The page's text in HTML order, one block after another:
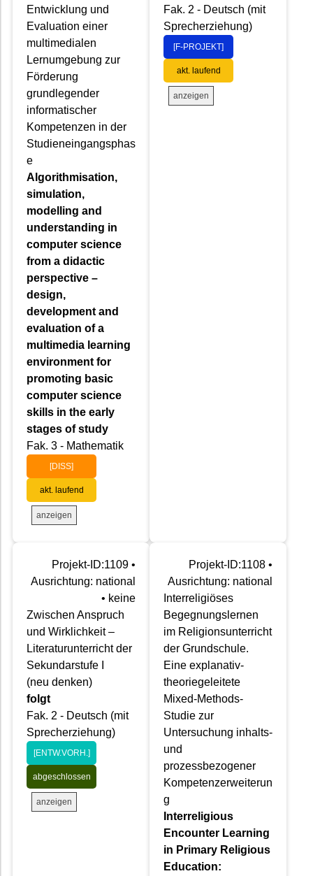
Entwicklung und
Evaluation einer
multimedialen
Lernumgebung zur
Förderung
grundlegender
informatischer
Kompetenzen in der
Studieneingangsphas
e
Algorithmisation,
simulation,
modelling and
understanding in
computer science
from a didactic
perspective –
design,
development and
evaluation of a
multimedia learning
environment for
promoting basic
computer science
skills in the early
stages of study
Fak. 3 - Mathematik
[DISS]
akt. laufend
anzeigen
Fak. 2 - Deutsch (mit
Sprecherziehung)
[F-PROJEKT]
akt. laufend
anzeigen
Projekt-ID:1109 •
Ausrichtung: national
• keine
Zwischen Anspruch
und Wirklichkeit –
Literaturunterricht der
Sekundarstufe I
(neu denken)
folgt
Fak. 2 - Deutsch (mit
Sprecherziehung)
[ENTW.VORH.]
abgeschlossen
anzeigen
Projekt-ID:1108 •
Ausrichtung: national
Interreligiöses
Begegnungslernen
im Religionsunterricht
der Grundschule.
Eine explanativ-
theoriegeleitete
Mixed-Methods-
Studie zur
Untersuchung inhalts-
und
prozessbezogener
Kompetenzerweiterun
g
Interreligious
Encounter Learning
in Primary Religious
Education: